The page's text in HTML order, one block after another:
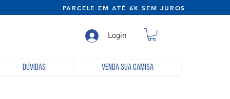
EM ATÉ 6X SEM JUROS
Login
Dúvidas Venda sua camisa